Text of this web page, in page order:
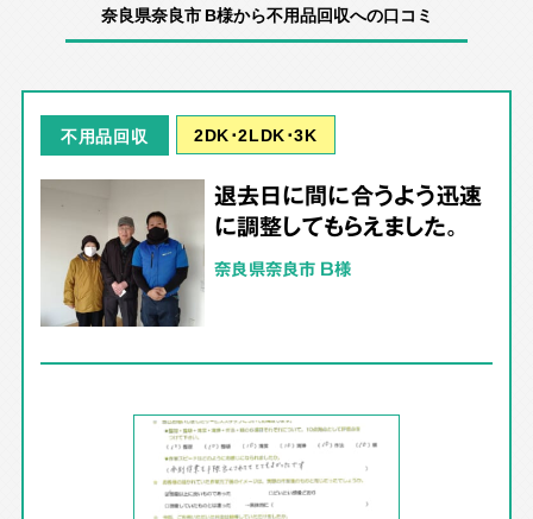
奈良県奈良市 B様から不用品回収への口コミ
不用品回収 2DK･2LDK･3K
退去日に間に合うよう迅速
に調整してもらえました。
奈良県奈良市 B様